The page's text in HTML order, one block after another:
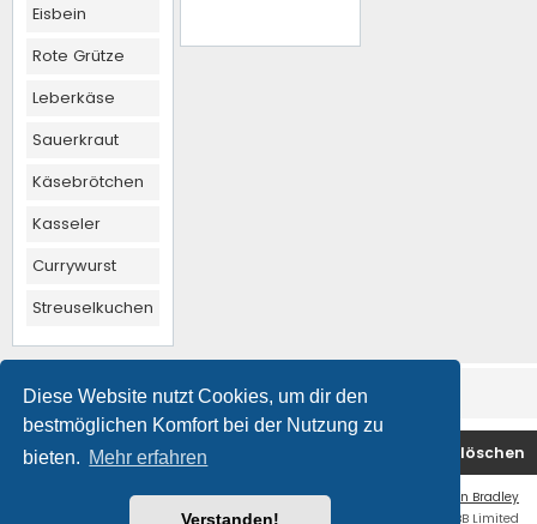
Diese Website nutzt Cookies, um dir den
bestmöglichen Komfort bei der Nutzung zu
bieten. Mehr erfahren
Verstanden!
Eisbein
Rote Grütze
Leberkäse
Sauerkraut
Käsebrötchen
Kasseler
Currywurst
Streuselkuchen
Foren-Übersicht Alle Cookies löschen
Ian Bradley
Powered byphpBB ® Forum Software © phpBB Limited